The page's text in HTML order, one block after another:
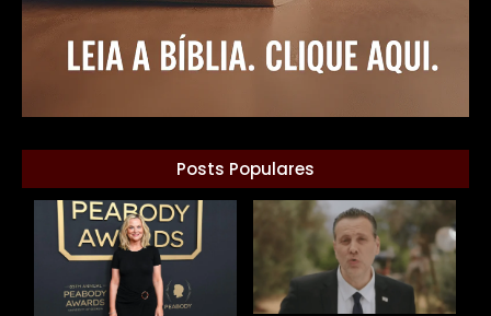
Posts Populares